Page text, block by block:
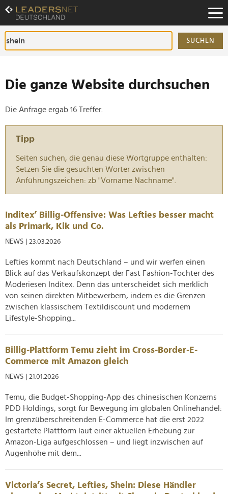
Zum
Inhalt
Zur
Fußzeilen-
Navigation
SUCHEN
Die ganze Website durchsuchen
Die Anfrage ergab 16 Treffer.
Tipp
Seiten suchen, die genau diese Wortgruppe enthalten:
Setzen Sie die gesuchten Wörter zwischen
Anführungszeichen: zb "Vorname Nachname".
Inditex’ Billig-Offensive: Was Lefties besser macht
als Primark, Kik und Co.
NEWS | 23.03.2026
Lefties kommt nach Deutschland – und wir werfen einen
Blick auf das Verkaufskonzept der Fast Fashion-Tochter des
Moderiesen Inditex. Denn das unterscheidet sich merklich
von seinen direkten Mitbewerbern, indem es die Grenzen
zwischen klassischem Textildiscount und modernem
Lifestyle-Shopping...
Billig-Plattform Temu zieht im Cross-Border-E-
Commerce mit Amazon gleich
NEWS | 21.01.2026
Temu, die Budget-Shopping-App des chinesischen Konzerns
PDD Holdings, sorgt für Bewegung im globalen Onlinehandel:
Im grenzüberschreitenden E-Commerce hat die erst 2022
gestartete Plattform laut einer aktuellen Erhebung zur
Amazon-Liga aufgeschlossen – und liegt inzwischen auf
Augenhöhe mit dem...
Victoria’s Secret, Lefties, Shein: Diese Händler